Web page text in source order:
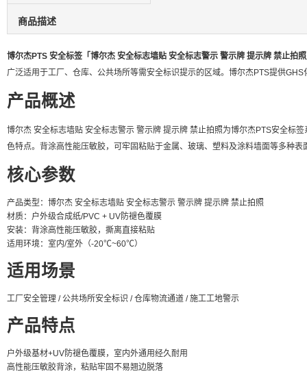
商品描述
博尔杰PTS 安全标签「博尔杰 安全标志墙贴 安全标志警示 警示牌 提示牌 禁止拍
广泛适用于工厂、仓库、公共场所等需安全标识提示的区域。博尔杰PTS提供
产品概述
博尔杰 安全标志墙贴 安全标志警示 警示牌 提示牌 禁止拍照为博尔杰PTS安全标
色特点。背涂高性能压敏胶，可牢固粘贴于金属、玻璃、塑料及涂料墙面等多种
核心参数
产品类型：博尔杰 安全标志墙贴 安全标志警示 警示牌 提示牌 禁止拍照
材质：户外级合成纸/PVC + UV防褪色覆膜
安装：背涂高性能压敏胶，撕离直接粘贴
适用环境：室内/室外（-20℃~60℃）
适用场景
工厂安全管理 / 公共场所安全标识 / 仓库物流通道 / 施工工地警示
产品特点
户外级基材+UV防褪色覆膜，室内外通用经久耐用
高性能压敏胶背涂，粘贴牢固不易翘边脱落